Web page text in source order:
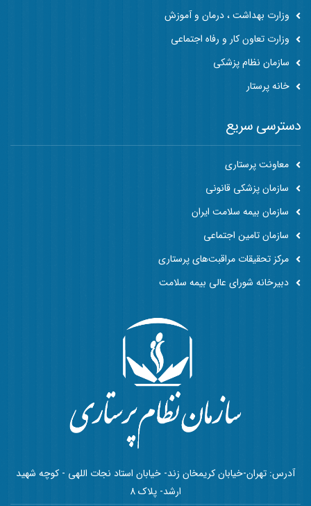
وزارت بهداشت ، درمان و آموزش
وزارت تعاون کار و رفاه اجتماعی
سازمان نظام پزشکی
خانه پرستار
آدرس: تهران-خیابان کریمخان زند- خیابان استاد نجات اللهی - کوچه شهید
ارشد- پلاک 8
دسترسی سریع
معاونت پرستاری
سازمان پزشکی قانونی
سازمان بیمه سلامت ایران
سازمان تامین اجتماعی
مرکز تحقیقات مراقبت‌های پرستاری
دبیرخانه شورای عالی بیمه سلامت